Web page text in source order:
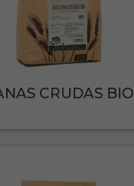
CRUDAS BIO